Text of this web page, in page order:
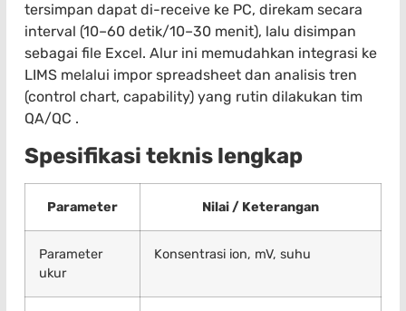
tersimpan dapat di-receive ke PC, direkam secara
interval (10–60 detik/10–30 menit), lalu disimpan
sebagai file Excel. Alur ini memudahkan integrasi ke
LIMS melalui impor spreadsheet dan analisis tren
(control chart, capability) yang rutin dilakukan tim
QA/QC .
Spesifikasi teknis lengkap
Parameter Nilai / Keterangan
Parameter
ukur
Konsentrasi ion, mV, suhu